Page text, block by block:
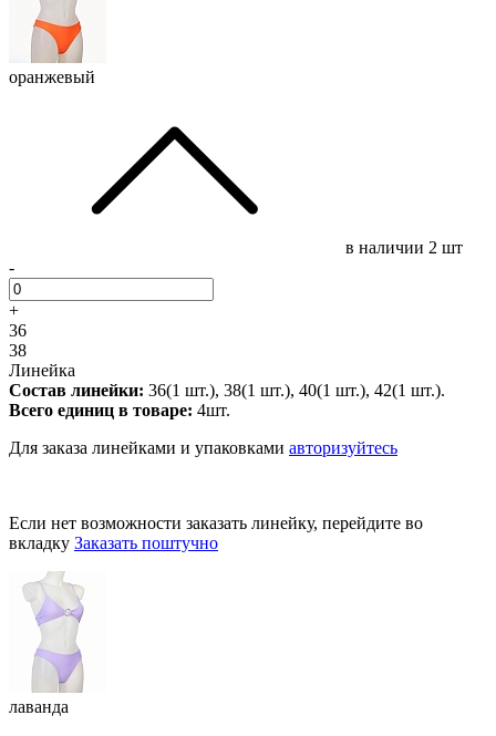
оранжевый
в наличии 2 шт
-
+
36
38
Линейка
Состав линейки: 36(1 шт.), 38(1 шт.), 40(1 шт.), 42(1 шт.).
Всего единиц в товаре: 4шт.
Для заказа линейками и упаковками авторизуйтесь
Если нет возможности заказать линейку, перейдите во
вкладку Заказать поштучно
лаванда